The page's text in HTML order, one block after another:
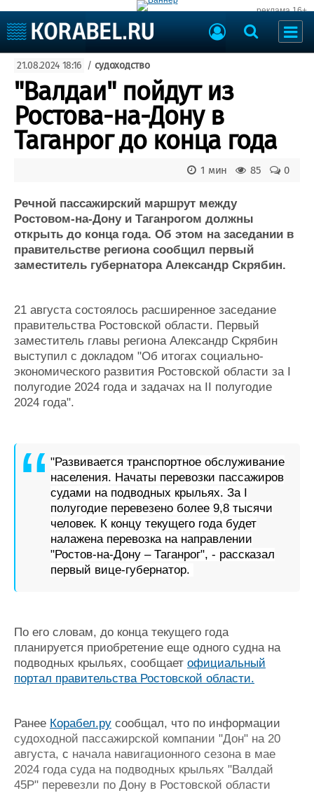
реклама 16+
Судоходство
Судоремонт
События
Пресс-релизы
Порты
Рыболовство
ВМФ
Судостроение
Пульс
Новости
Компании
Крюинг
Журнал
Реклама
Торговая площадка
Доска объявлений
Продажа флота
Оборудование
Изделия
Услуги
Конференции
Выставки и семинары
Флот
21.08.2024 18:16 / судоходство
"Валдаи" пойдут из
Ростова-на-Дону в
Таганрог до конца года
0
85
1 мин
Речной пассажирский маршрут между
Ростовом-на-Дону и Таганрогом должны
открыть до конца года. Об этом на заседании в
правительстве региона сообщил первый
заместитель губернатора Александр Скрябин.
21 августа состоялось расширенное заседание
правительства Ростовской области. Первый
заместитель главы региона Александр Скрябин
выступил с докладом "Об итогах социально-
экономического развития Ростовской области за I
полугодие 2024 года и задачах на II полугодие
2024 года".
"Развивается транспортное обслуживание
населения. Начаты перевозки пассажиров
судами на подводных крыльях. За I
полугодие перевезено более 9,8 тысячи
человек. К концу текущего года будет
налажена перевозка на направлении
"Ростов-на-Дону – Таганрог", - рассказал
первый вице-губернатор.
По его словам, до конца текущего года
планируется приобретение еще одного судна на
подводных крыльях, сообщает официальный
портал правительства Ростовской области.
Ранее Корабел.ру сообщал, что по информации
судоходной пассажирской компании "Дон" на 20
августа, с начала навигационного сезона в мае
2024 года суда на подводных крыльях "Валдай
45Р" перевезли по Дону в Ростовской области